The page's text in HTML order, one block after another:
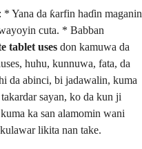
Yana da ƙarfin haɗin maganin
cuta. * Babban
tablet uses don kamuwa da
huhu, kunnuwa, fata, da
da abinci, bi jadawalin, kuma
sayan, ko da kun ji
ka san alamomin wani
likita nan take.